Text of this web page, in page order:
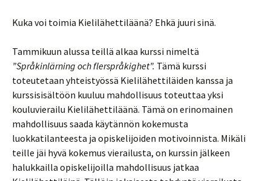
Kuka voi toimia Kielilähettiläänä? Ehkä juuri sinä.
Tammikuun alussa teillä alkaa kurssi nimeltä
”Språkinlärning och flerspråkighet”. Tämä kurssi
toteutetaan yhteistyössä Kielilähettiläiden kanssa ja
kurssisisältöön kuuluu mahdollisuus toteuttaa yksi
kouluvierailu Kielilähettiläänä. Tämä on erinomainen
mahdollisuus saada käytännön kokemusta
luokkatilanteesta ja opiskelijoiden motivoinnista. Mikäli
teille jäi hyvä kokemus vierailusta, on kurssin jälkeen
halukkailla opiskelijoilla mahdollisuus jatkaa